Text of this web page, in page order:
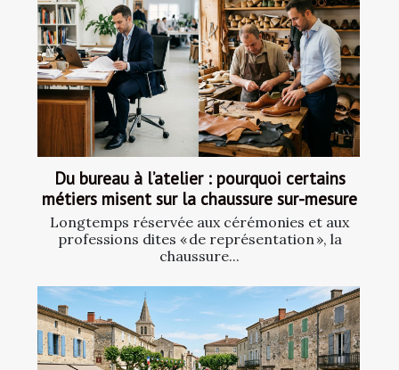
Du bureau à l’atelier : pourquoi certains
métiers misent sur la chaussure sur-mesure
Longtemps réservée aux cérémonies et aux
professions dites « de représentation », la
chaussure...